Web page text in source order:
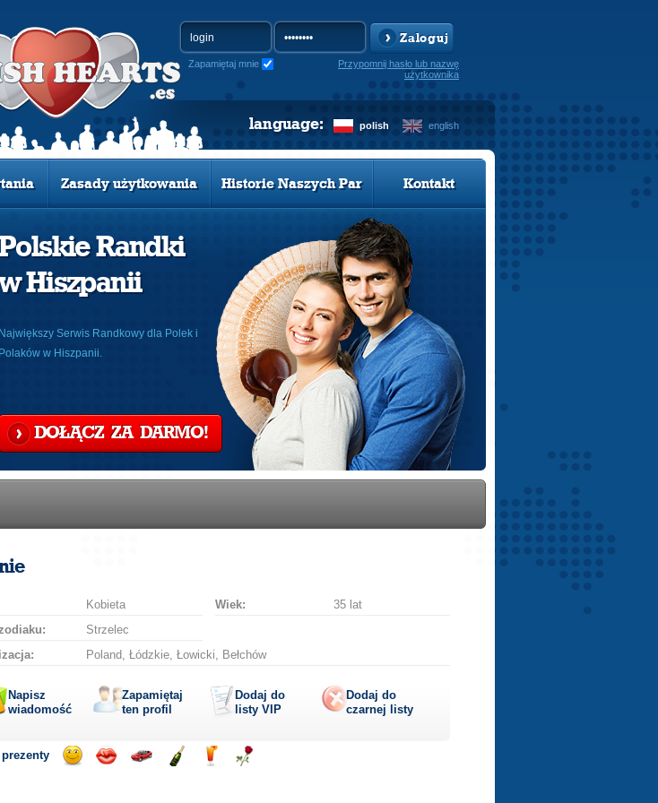
Zaloguj
Zapamiętaj mnie
Przypomnij hasło lub nazwę
użytkownika
polish english
language:
Zasady użytkowania Historie Naszych Par Kontakt
Randki
Hiszpanii
Największy Serwis Randkowy dla Polek i
Polaków w Hiszpanii.
DOŁĄCZ ZA DARMO!
Kobieta Wiek:
35 lat
Strzelec
Poland, Łódzkie, Łowicki, Bełchów
Napisz
wiadomość
Zapamiętaj
ten profil
Dodaj do
listy VIP
Dodaj do
czarnej listy